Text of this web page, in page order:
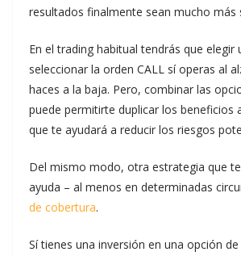
resultados finalmente sean mucho más
En el trading habitual tendrás que elegir
seleccionar la orden CALL sí operas al
haces a la baja. Pero, combinar las
puede permitirte duplicar los beneficios
que te ayudará a reducir los riesgos
Del mismo modo, otra estrategia que
ayuda – al menos en determinadas
de cobertura.
Sí tienes una inversión en una opción